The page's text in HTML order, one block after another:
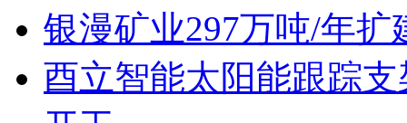
银漫矿业297万吨/年
酉立智能太阳能跟踪